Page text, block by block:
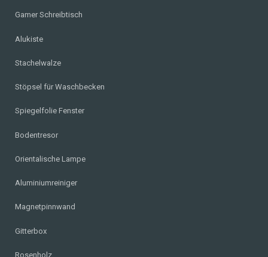
Gamer Schreibtisch
Alukiste
Stachelwalze
Stöpsel für Waschbecken
Spiegelfolie Fenster
Bodentresor
Orientalische Lampe
Aluminiumreiniger
Magnetpinnwand
Gitterbox
Rosenholz